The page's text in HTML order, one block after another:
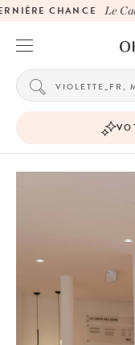
CHANCE Le